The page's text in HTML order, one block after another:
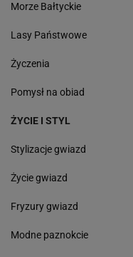
Morze Bałtyckie
Lasy Państwowe
Życzenia
Pomysł na obiad
ŻYCIE I STYL
Stylizacje gwiazd
Życie gwiazd
Fryzury gwiazd
Modne paznokcie